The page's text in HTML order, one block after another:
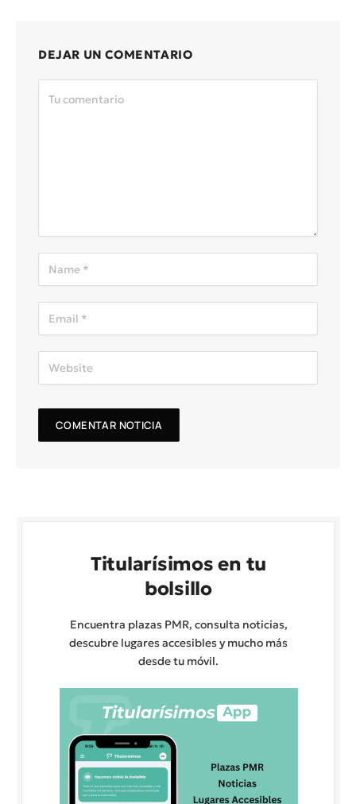
DEJAR UN COMENTARIO
Titularísimos en tu
bolsillo
Encuentra plazas PMR, consulta noticias,
descubre lugares accesibles y mucho más
desde tu móvil.